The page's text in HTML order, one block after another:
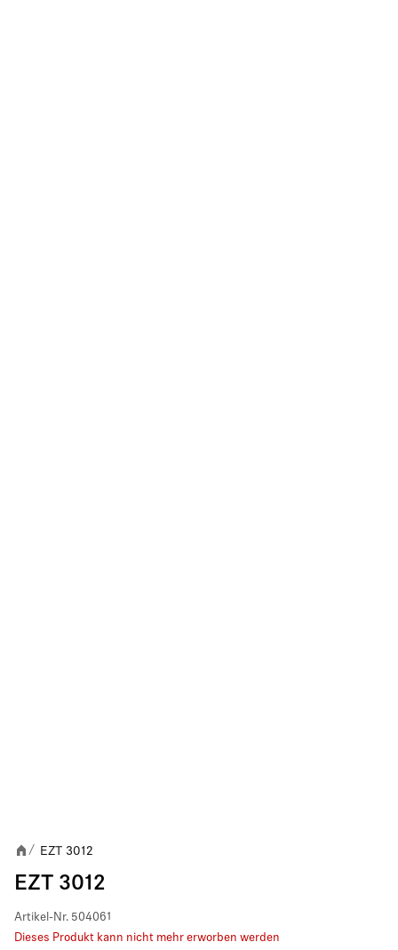
/ EZT 3012
EZT 3012
Artikel-Nr. 504061
Dieses Produkt kann nicht mehr erworben werden